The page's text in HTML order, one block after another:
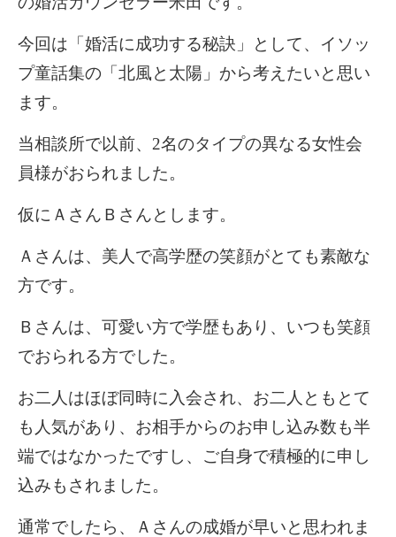
今回は「婚活に成功する秘訣」として、イソッ
プ童話集の「北風と太陽」から考えたいと思い
ます。
当相談所で以前、 2名のタイプの異なる女性会
員様がおられました。
仮にＡさんＢさんとします。
Ａさんは、美人で高学歴の笑顔がとても素敵な
方です。
Ｂさんは、可愛い方で学歴もあり、いつも笑顔
でおられる方でした。
お二人はほぼ同時に入会され、お二人ともとて
も人気があり、お相手からのお申し込み数も半
端ではなかったですし、ご自身で積極的に申し
込みもされました。
通常でしたら、Ａさんの成婚が早いと思われま